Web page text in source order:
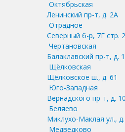
Октябрьская
Ленинский пр-т, д. 2А
Отрадное
Северный б-р, 7Г стр. 2
Чертановская
Балаклавский пр-т, д.
Щёлковская
Щёлковское ш., д. 61
Юго-Западная
Вернадского пр-т, д.
Беляево
Миклухо-Маклая ул.,
Медведково